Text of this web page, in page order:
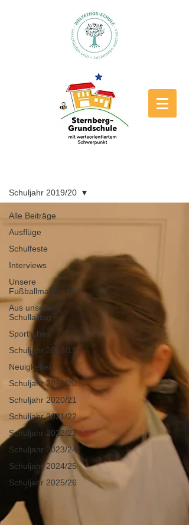
Alle Beiträge
Ausflüge
Schulfeste
Interviews
Unsere
Fußballmannschaft
Aus unserem
Schullalltag
Sportliches
Schuljahr 2018/19
Neuigkeiten
Schuljahr 2019/20
Schuljahr 2020/21
Schuljahr 2021/22
Schuljahr 2022/23
Schuljahr 2023/24
Schuljahr 2024/25
Schuljahr 2025/26
Schuljahr 2019/20